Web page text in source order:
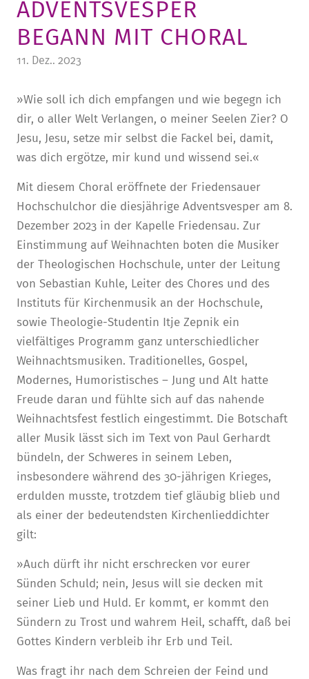
ALUMNI
KARRIERE
ADVENTSVESPER
BEGANN MIT CHORAL
11. Dez.. 2023
»Wie soll ich dich empfangen und wie begegn ich
dir, o aller Welt Verlangen, o meiner Seelen Zier? O
Jesu, Jesu, setze mir selbst die Fackel bei, damit,
was dich ergötze, mir kund und wissend sei.«
Mit diesem Choral eröffnete der Friedensauer
Hochschulchor die diesjährige Adventsvesper am 8.
Dezember 2023 in der Kapelle Friedensau. Zur
Einstimmung auf Weihnachten boten die Musiker
der Theologischen Hochschule, unter der Leitung
von Sebastian Kuhle, Leiter des Chores und des
Instituts für Kirchenmusik an der Hochschule,
sowie Theologie-Studentin Itje Zepnik ein
vielfältiges Programm ganz unterschiedlicher
Weihnachtsmusiken. Traditionelles, Gospel,
Modernes, Humoristisches – Jung und Alt hatte
Freude daran und fühlte sich auf das nahende
Weihnachtsfest festlich eingestimmt. Die Botschaft
aller Musik lässt sich im Text von Paul Gerhardt
bündeln, der Schweres in seinem Leben,
insbesondere während des 30-jährigen Krieges,
erdulden musste, trotzdem tief gläubig blieb und
als einer der bedeutendsten Kirchenlieddichter
gilt:
»Auch dürft ihr nicht erschrecken vor eurer
Sünden Schuld; nein, Jesus will sie decken mit
seiner Lieb und Huld. Er kommt, er kommt den
Sündern zu Trost und wahrem Heil, schafft, daß bei
Gottes Kindern verbleib ihr Erb und Teil.
Was fragt ihr nach dem Schreien der Feind und